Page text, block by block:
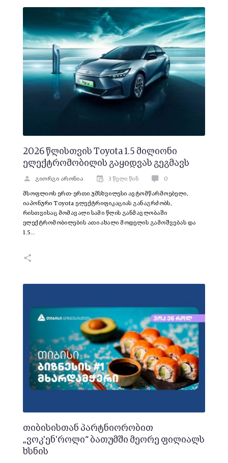
2026 წლისთვის Toyota 1.5 მილიონი
ელექტრომობილის გაყიდვას გეგმავს
გიორგი არონია 3 წელი წინ 0
მსოფლიოს ერთ-ერთი უმსხვილესი ავტომწარმოებელი,
იაპონური Toyota ელექტრიფიკაციას განაგრძობს,
რისთვისაც მომავალი სამი წლის განმავლობაში
ელექტრომობილების ათი ახალი მოდელის გამოშვებას და
1.5…
თიბისისთან პარტნიორობით
„ვოკ'ენ'როლი“ ბათუმში მეორე ფილიალს
ხსნის